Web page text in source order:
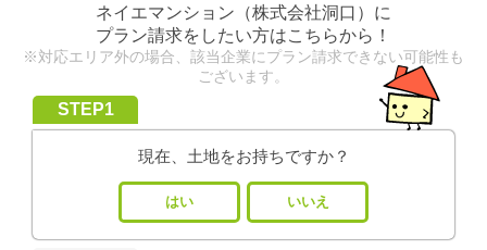
ネイエマンション（株式会社洞口） に
プラン請求をしたい方はこちらから！
※対応エリア外の場合、該当企業にプラン請求できない可能性も
ございます。
STEP1
現在、土地をお持ちですか？
はい いいえ